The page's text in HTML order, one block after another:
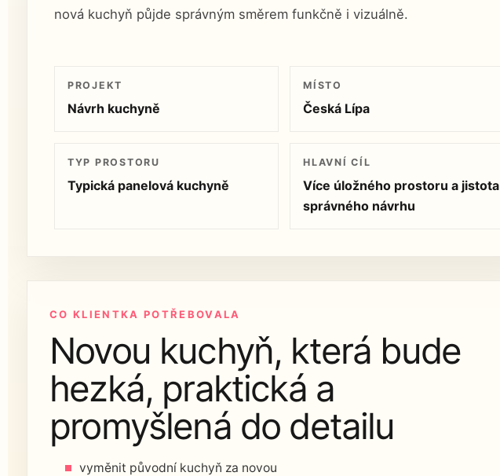
nová kuchyň půjde správným směrem funkčně i vizuálně.
PROJEKT
Návrh kuchyně
MÍSTO
Česká Lípa
TYP PROSTORU
Typická panelová kuchyně
HLAVNÍ CÍL
Více úložného prostoru a jistota
správného návrhu
CO KLIENTKA POTŘEBOVALA
Novou kuchyň, která bude
hezká, praktická a
promyšlená do detailu
vyměnit původní kuchyň za novou